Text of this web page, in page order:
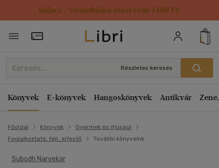
Kulacs / strandtáska most csak 1499 Ft!
Törzsvásárlói Kártya adatai
Részletes keresés
Könyvek E-könyvek Hangoskönyvek Antikvár
Főoldal Könyvek
Gyermek és ifjúsági
Foglalkoztató, fejl., kifestő
További könyveink
Subodh Narvekar